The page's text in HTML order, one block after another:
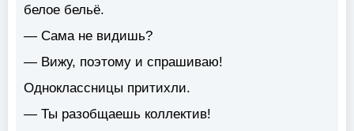
белое бельё.
— Сама не видишь?
— Вижу, поэтому и спрашиваю!
Одноклассницы притихли.
— Ты разобщаешь коллектив!